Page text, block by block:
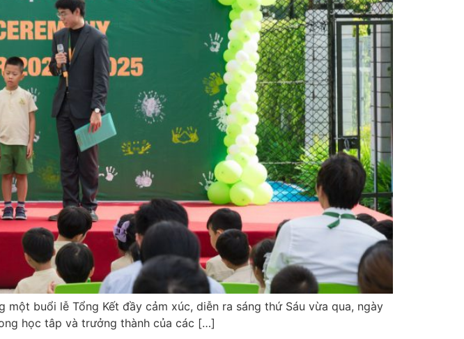
buổi lễ Tổng Kết đầy cảm xúc, diễn ra sáng thứ Sáu vừa qua, ngày
học tâp và trưởng thành của các […]